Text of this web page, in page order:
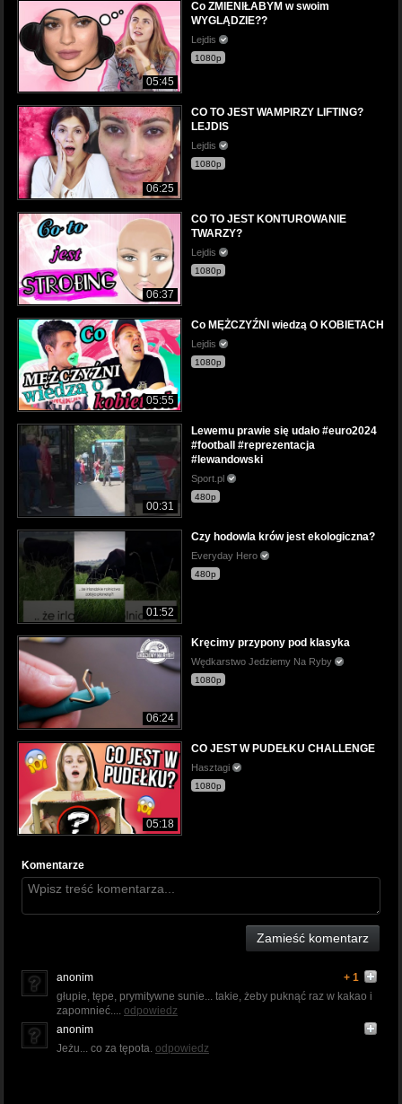
05:45
Co ZMIENIŁABYM w swoim
WYGLĄDZIE??
Lejdis
1080p
06:25
CO TO JEST WAMPIRZY LIFTING?
LEJDIS
Lejdis
1080p
06:37
CO TO JEST KONTUROWANIE
TWARZY?
Lejdis
1080p
05:55
Co MĘŻCZYŹNI wiedzą O KOBIETACH
Lejdis
1080p
00:31
Lewemu prawie się udało #euro2024
#football #reprezentacja
#lewandowski
Sport.pl
480p
01:52
Czy hodowla krów jest ekologiczna?
Everyday Hero
480p
06:24
Kręcimy przypony pod klasyka
Wędkarstwo Jedziemy Na Ryby
1080p
05:18
CO JEST W PUDEŁKU CHALLENGE
Hasztagi
1080p
Komentarze
Zamieść komentarz
anonim
+ 1
głupie, tępe, prymitywne sunie... takie, żeby puknąć raz w kakao i
zapomnieć.... odpowiedz
anonim
Jeżu... co za tępota. odpowiedz